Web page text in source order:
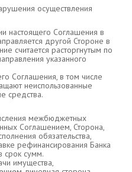
осуществления
настоящего Соглашения в
другой Стороне в
считается расторгнутым по
указанного
Соглашения, в том числе
неиспользованные
средства.
межбюджетных
Соглашением, Сторона,
обязательства,
рефинансирования Банка
срок сумм.
имущества,